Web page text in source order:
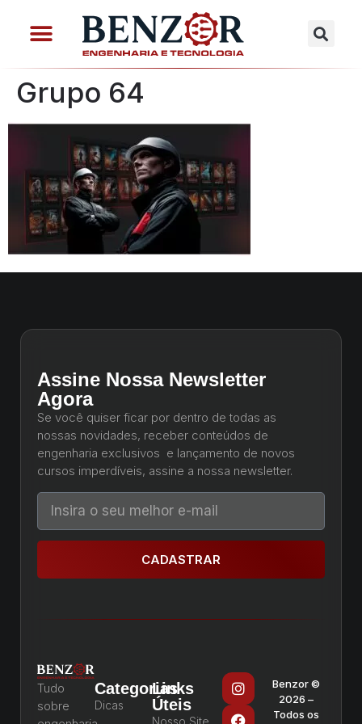
Grupo 64
Assine Nossa Newsletter
Agora
Se você quiser ficar por dentro de todas as
nossas novidades, receber conteúdos de
engenharia exclusivos e lançamento de novos
cursos imperdíveis, assine a nossa newsletter.
CADASTRAR
Tudo
sobre
Categorias
Dicas
Links
Úteis
Benzor ©
2026 –
Todos os